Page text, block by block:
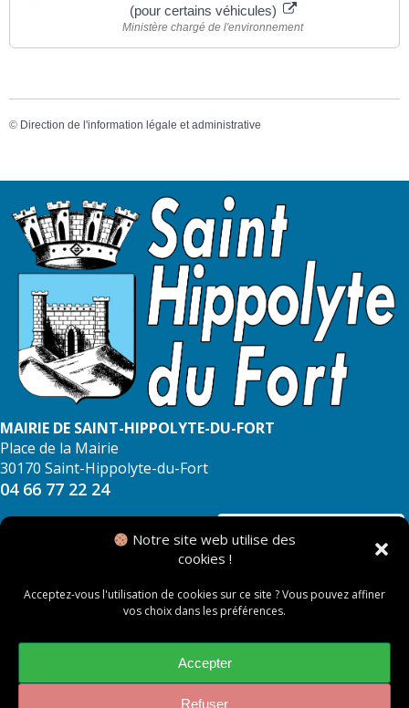
Notre site web utilise des
cookies !
Acceptez-vous l'utilisation de cookies sur ce site ? Vous pouvez affiner
vos choix dans les préférences.
Accepter
Refuser
(pour certains véhicules)
Ministère chargé de l'environnement
© Direction de l'information légale et administrative
MAIRIE DE SAINT-HIPPOLYTE-DU-FORT
Place de la Mairie
30170 Saint-Hippolyte-du-Fort
04 66 77 22 24
NOUS CONTACTER
Mentions légales
Politique des cookies